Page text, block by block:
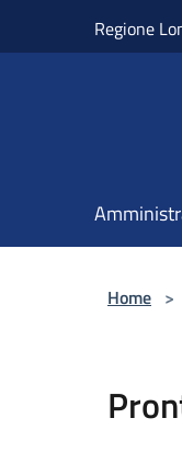
Regione
Home >